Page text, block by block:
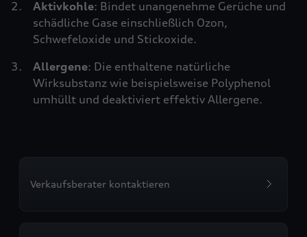
Aktivkohle: Bindet unangenehme Gerüche und
schädliche Gase einschließlich Ozon,
Schwefeloxide und Stickoxide.
Allergene: Die enthaltene natürliche
Wirksubstanz wie beispielsweise Polyphenol
umhüllt und deaktiviert effektiv Allergene.
Verkaufsberater kontaktieren